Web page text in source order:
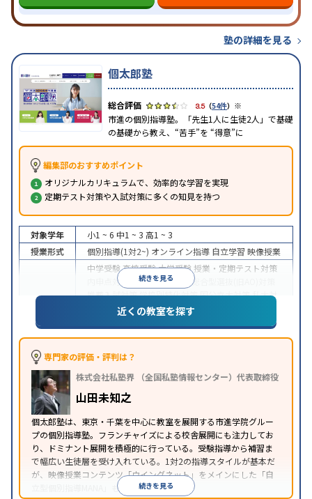
塾の詳細を見る
個太郎塾
3.5（54件） ※
市進の個別指導塾。「先生1人に生徒2人」で基礎
の基礎から教え、“苦手”を “得意”に
編集部のおすすめポイント
オリジナルカリキュラムで、効率的な学習を実現
定期テスト対策や入試対策に多くの知見を持つ
続きを見る
対象学年 小1 ~ 6 中1 ~ 3 高1 ~ 3
授業形式
個別指導(1対2~) オンライン指導 自立学習 映像授業
中学受験高校受験大学受験 授業・定期テスト対策
内申点対策
学習習慣の定着
総合型選抜(旧AO)対策
推薦入試対策学校別特化対策国公立大対策私大対
共通テスト対策英検(英語検定)対策
その他
特徴
中高一貫校生に対応
応
学習にPC・タブレットを利用
科目から受講可能 季節講習のみの受講可自習室あ
り
※2023年3月調査。
小学校高学年の個別指導塾アンケート調査方法
近くの教室を探す
専門家の評価・評判は？
株式会社私塾界 （全国私塾情報センター）代表取締役
山田未知之
個太郎塾は、東京・千葉を中心に教室を展開する市進学院グルー
プの個別指導塾。フランチャイズによる校舎展開にも注力してお
り、ドミナント展開を積極的に行っている。受験指導から補習ま
で幅広い生徒層を受け入れている。1対2の指導スタイルが基本だ
が、映像授業コンテンツ「ウイングネット」をメインにした「自
立型個別指導MANA」も選択できる。
続きを見る